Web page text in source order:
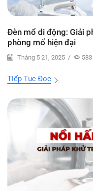
Đèn mổ di động: Giải
phòng mổ hiện đại
Tháng 5 21, 2025 / 583
Tiếp Tục Đọc